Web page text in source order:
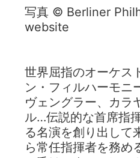
写真 © Berliner
website
世界屈指のオーケス
ン・フィルハーモニ
ヴェングラー、カラ
ル…伝説的な首席指
る名演を創り出して
ら常任指揮者を務め